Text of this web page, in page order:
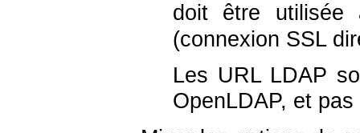
doit être
(connexion SSL
Les URL LDAP
OpenLDAP, et